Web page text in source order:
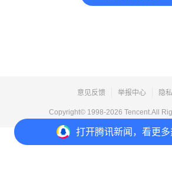
打开腾讯新闻，看更
意见反馈 举报中心 隐
Copyright© 1998-2026 Tencent.All